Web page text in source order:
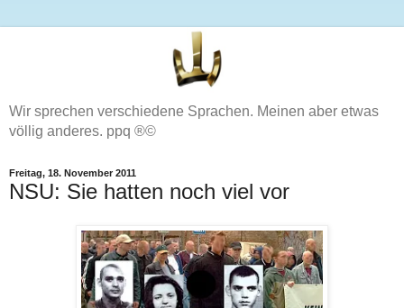
Wir sprechen verschiedene Sprachen. Meinen aber etwas
völlig anderes. ppq ®©
Freitag, 18. November 2011
NSU: Sie hatten noch viel vor